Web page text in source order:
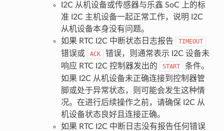
I2C 从机设备或传感器与乐鑫 SoC 上的标
准 I2C 主机设备一起正常工作，说明 I2C
从机设备本身没有问题。
如果 RTC I2C 中断状态日志报告
TIMEOUT
错误或 ACK
错误，则通常表示 I2C 设备未
响应 RTC I2C 控制器发出的
START
条件。
如果 I2C 从机设备未正确连接到控制器管
脚或处于异常状态，则可能会发生这种情
况。在进行后续操作之前，请确保 I2C 从
机设备状态良好且连接正确。
如果 RTC I2C 中断日志没有报告任何错误